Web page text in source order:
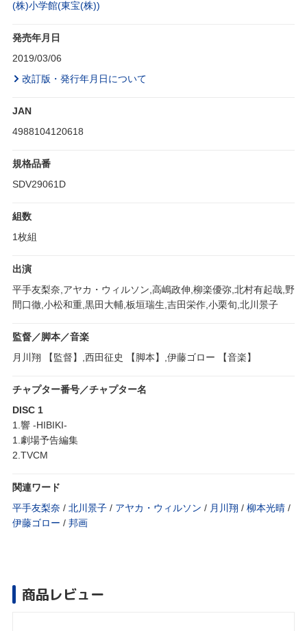
(株)小学館(東宝(株))
発売年月日
2019/03/06
改訂版・発行年月日について
JAN
4988104120618
規格品番
SDV29061D
組数
1枚組
出演
平手友梨奈,アヤカ・ウィルソン,高嶋政伸,柳楽優弥,北村有起哉,野
間口徹,小松和重,黒田大輔,板垣瑞生,吉田栄作,小栗旬,北川景子
監督／脚本／音楽
月川翔 【監督】,西田征史 【脚本】,伊藤ゴロー 【音楽】
チャプター番号／チャプター名
DISC 1
1.響 -HIBIKI-
1.劇場予告編集
2.TVCM
関連ワード
平手友梨奈 / 北川景子 / アヤカ・ウィルソン / 月川翔 / 柳本光晴 /
伊藤ゴロー / 邦画
商品レビュー